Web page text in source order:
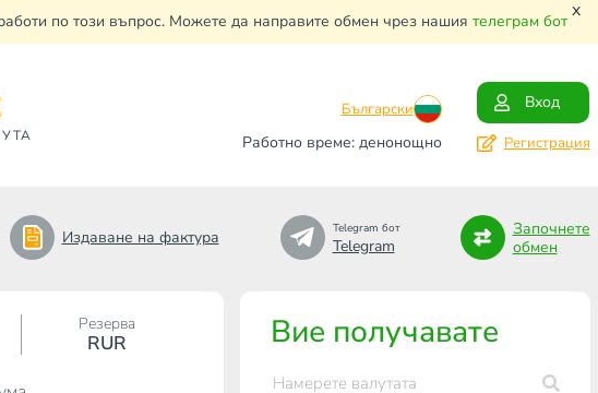
по този въпрос. Можете да направите обмен чрез нашия телеграм бот x
Български
Вход
Работно време: денонощно
Регистрация
Издаване на фактура Telegram бот
Telegram
Започнете
обмен
Вие получавате
Резерва
RUR